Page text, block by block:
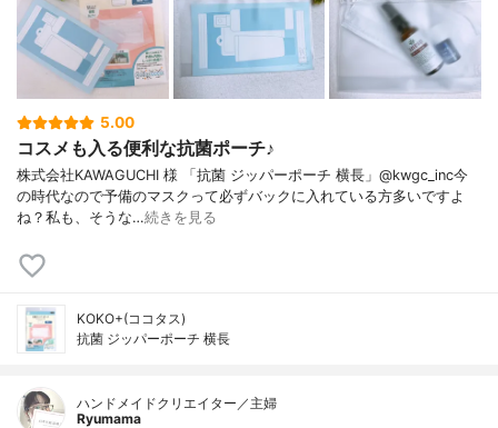
5.00
コスメも入る便利な抗菌ポーチ♪
株式会社KAWAGUCHI 様 「抗菌 ジッパーポーチ 横長」@kwgc_inc今
の時代なので予備のマスクって必ずバックに入れている方多いですよ
ね？私も、そうな…続きを見る
KOKO+(ココタス)
抗菌 ジッパーポーチ 横長
ハンドメイドクリエイター／主婦
Ryumama